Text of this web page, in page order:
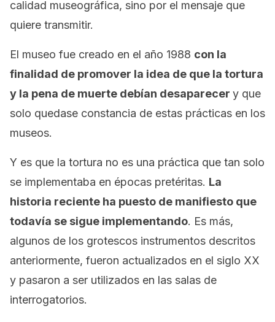
calidad museográfica, sino por el mensaje que
quiere transmitir.
El museo fue creado en el año 1988 con la
finalidad de promover la idea de que la tortura
y la pena de muerte debían desaparecer y que
solo quedase constancia de estas prácticas en los
museos.
Y es que la tortura no es una práctica que tan solo
se implementaba en épocas pretéritas. La
historia reciente ha puesto de manifiesto que
todavía se sigue implementando. Es más,
algunos de los grotescos instrumentos descritos
anteriormente, fueron actualizados en el siglo XX
y pasaron a ser utilizados en las salas de
interrogatorios.